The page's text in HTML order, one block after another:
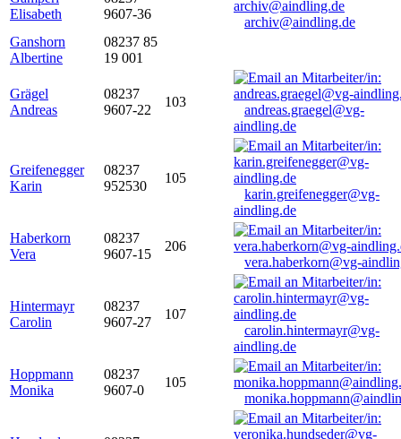
Elisabeth
9607-36
archiv@aindling.de
Ganshorn
Albertine
08237 85
19 001
Grägel
Andreas
08237
9607-22
103
andreas.graegel@vg-
aindling.de
Greifenegger
Karin
08237
952530
105
karin.greifenegger@vg-
aindling.de
Haberkorn
Vera
08237
9607-15
206
vera.haberkorn@vg-
Hintermayr
Carolin
08237
9607-27
107
carolin.hintermayr@vg-
aindling.de
Hoppmann
Monika
08237
9607-0
105